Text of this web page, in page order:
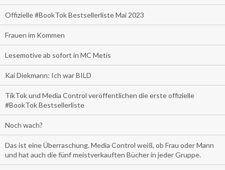
Offizielle #BookTok Bestsellerliste Mai 2023
Frauen im Kommen
Lesemotive ab sofort in MC Metis
Kai Diekmann: Ich war BILD
TikTok und Media Control veröffentlichen die erste offizielle
#BookTok Bestsellerliste
Noch wach?
Das ist eine Überraschung. Media Control weiß, ob Frau oder Mann
und hat auch die fünf meistverkauften Bücher in jeder Gruppe.